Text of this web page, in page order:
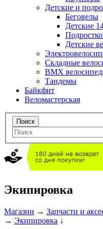
Детские и
Беговелы
Детские
Детские
Складные
BMX
Тандемы
Байкфит
Веломастерская
Экипировка
Магазин → Запчасти и
→ Экипировка ↓